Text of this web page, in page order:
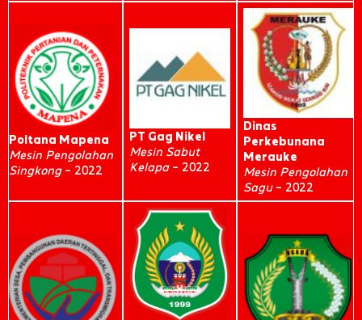
Poltana Mapena
Mesin Pengolahan
Singkong – 2022
PT Gag Nikel
Mesin Sabut
Kelapa – 2022
Dinas
Perkebunana
Merauke
Mesin Pengolahan
Sagu – 2022